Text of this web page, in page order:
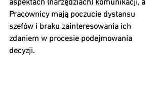
aspektach (narzędziach) komunikacji, a
Pracownicy mają poczucie dystansu
szefów i braku zainteresowania ich
zdaniem w procesie podejmowania
decyzji.